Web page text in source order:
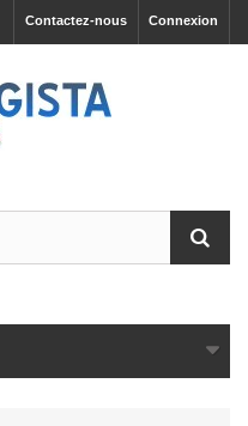
Connexion
Contactez-nous